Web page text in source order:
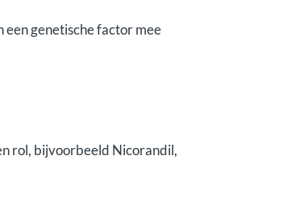
een genetische factor mee
rol, bijvoorbeeld Nicorandil,